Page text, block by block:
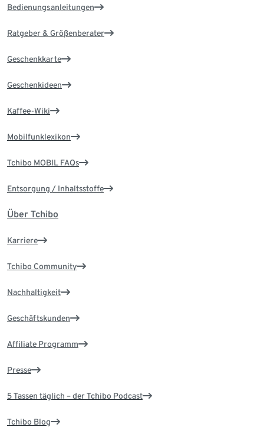
Bedienungsanleitungen
Ratgeber & Größenberater
Geschenkkarte
Geschenkideen
Kaffee-Wiki
Mobilfunklexikon
Tchibo MOBIL FAQs
Entsorgung / Inhaltsstoffe
Über Tchibo
Karriere
Tchibo Community
Nachhaltigkeit
Geschäftskunden
Affiliate Programm
Presse
5 Tassen täglich – der Tchibo Podcast
Tchibo Blog